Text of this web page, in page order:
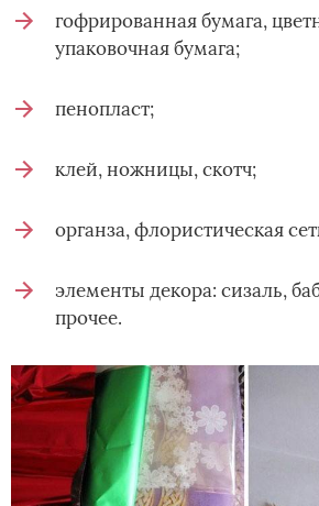
гофрированная бумага,
упаковочная бумага;
пенопласт;
клей, ножницы, скотч;
органза, флористическая
элементы декора: сизаль,
прочее.